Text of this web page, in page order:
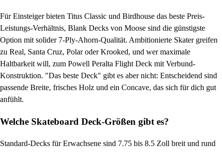
Für Einsteiger bieten Titus Classic und Birdhouse das beste Preis-
Leistungs-Verhältnis, Blank Decks von Moose sind die günstigste
Option mit solider 7-Ply-Ahorn-Qualität. Ambitionierte Skater greifen
zu Real, Santa Cruz, Polar oder Krooked, und wer maximale
Haltbarkeit will, zum Powell Peralta Flight Deck mit Verbund-
Konstruktion. "Das beste Deck" gibt es aber nicht: Entscheidend sind
passende Breite, frisches Holz und ein Concave, das sich für dich gut
anfühlt.
Welche Skateboard Deck-Größen gibt es?
Standard-Decks für Erwachsene sind 7.75 bis 8.5 Zoll breit und rund